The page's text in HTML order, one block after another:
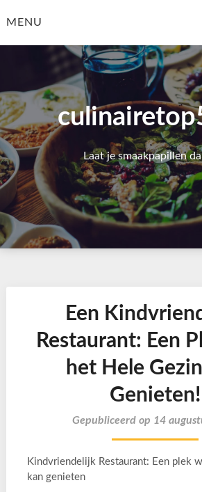
toMENU
Laat je smaakpapillen
Een
Restaurant: Een
het Hele
Genieten!
Gepubliceerd op 14
Kindvriendelijk Restaurant: Een plek
kan genieten